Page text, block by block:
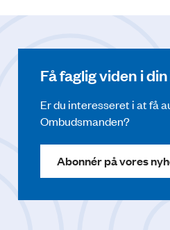
Få faglig viden i
Er du interesseret i at få
Ombudsmanden?
Abonnér på vores